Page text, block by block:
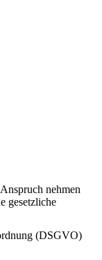
nehmen
gesetzliche
(DSGVO)